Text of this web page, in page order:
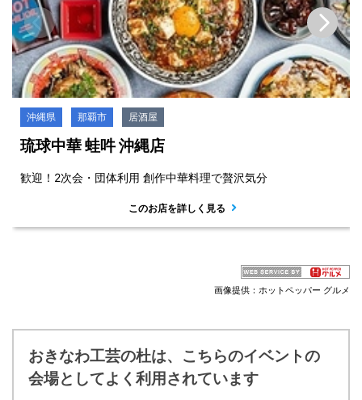
沖縄県 那覇市 居酒屋
琉球中華 蛙吽 沖縄店
歓迎！2次会・団体利用 創作中華料理で贅沢気分
このお店を詳しく見る
画像提供：ホットペッパー グルメ
おきなわ工芸の杜は、こちらのイベントの
会場としてよく利用されています